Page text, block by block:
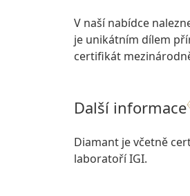
V naší nabídce
je unikátním dílem
certifikát
Další informace
Diamant je včetně
laboratoří IGI.